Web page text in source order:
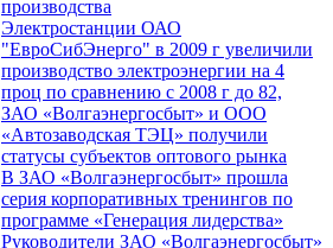
производства
Электростанции ОАО
"ЕвроСибЭнерго" в 2009 г увеличили
производство электроэнергии на 4
проц по сравнению с 2008 г до 82,
ЗАО «Волгаэнергосбыт» и ООО
«Автозаводская ТЭЦ» получили
статусы субъектов оптового рынка
В ЗАО «Волгаэнергосбыт» прошла
серия корпоративных тренингов по
программе «Генерация лидерства»
Руководители ЗАО «Волгаэнергосбыт»